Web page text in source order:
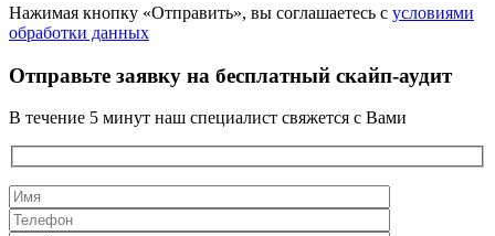
Нажимая кнопку «Отправить», вы соглашаетесь с условиями
обработки данных
Отправьте заявку на бесплатный скайп-аудит
В течение 5 минут наш специалист свяжется с Вами